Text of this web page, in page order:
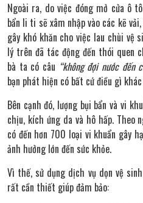
Ngoài ra, do việc đóng mở cửa ô
bẩn li ti sẽ xâm nhập vào các kẽ
gây khó khăn cho việc lau chùi vệ
lý trên đã tác động đến thói quen
bà ta có câu “không đợi nước đến
bạn phát hiện có bất cứ điều gì
Bên cạnh đó, lượng bụi bẩn và vi
chịu, kích ứng da và hô hấp. Theo
có đến hơn 700 loại vi khuẩn gây
ảnh hưởng lớn đến sức khỏe.
Vì thế, sử dụng dịch vụ dọn vệ
rất cần thiết giúp đảm bảo: